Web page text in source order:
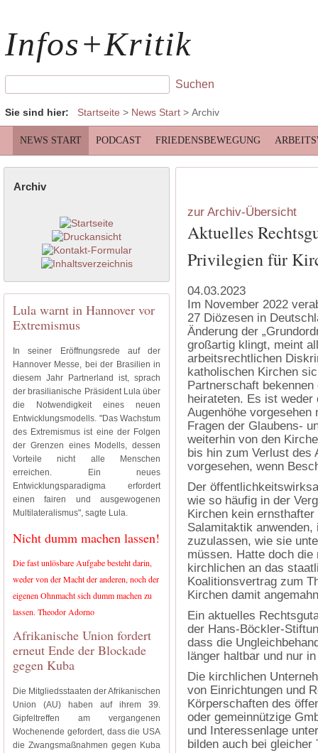
Infos+Kritik
Sie sind hier: Startseite > News Start > Archiv
NEWS START PODCAST FRIEDENSBEWEGUNG
Archiv
Lula warnt in Hannover vor
Extremismus
In seiner Eröffnungsrede auf der
Hannover Messe, bei der Brasilien in
diesem Jahr Partnerland ist, sprach
der brasilianische Präsident Lula über
die Notwendigkeit eines neuen
Entwicklungsmodells. "Das Wachstum
des Extremismus ist eine der Folgen
der Grenzen eines Modells, dessen
Vorteile nicht alle Menschen
erreichen. Ein neues
Entwicklungsparadigma erfordert
einen fairen und ausgewogenen
Multilateralismus", sagte Lula.
Nicht dumm machen lassen!
Die fast unlösbare Aufgabe besteht darin,
weder von der Macht der anderen, noch der
eigenen Ohnmacht sich dumm machen zu
lassen. Theodor Adorno
Afrikanische Union fordert
erneut Ende der Blockade
gegen Kuba
Die Mitgliedsstaaten der Afrikanischen
Union (AU) haben auf ihrem 39.
Gipfeltreffen am vergangenen
Wochenende gefordert, dass die USA
die Zwangsmaßnahmen gegen Kuba
zur Archiv-Übersicht
Aktuelles
Privilegien für
04.03.2023
Im November 2022
27 Diözesen in
Änderung der
großartig klingt, meint
arbeitsrechtlichen
katholischen Kirchen
Partnerschaft
heirateten. Es ist weder
Augenhöhe
Fragen der Glaubens-
weiterhin von den
bis hin zum Verlust des
vorgesehen, wenn
Der
wie so häufig in der
Kirchen kein
Salamitaktik
zuzulassen, wie sie
müssen. Hatte doch die
kirchlichen an das
Koalitionsvertrag zum
Kirchen damit
Ein aktuelles
der Hans-Böckler-
dass die
länger haltbar und nur
Die kirchlichen
von Einrichtungen und
Körperschaften des
oder gemeinnützige
und Interessenlage
bilden auch bei gleicher